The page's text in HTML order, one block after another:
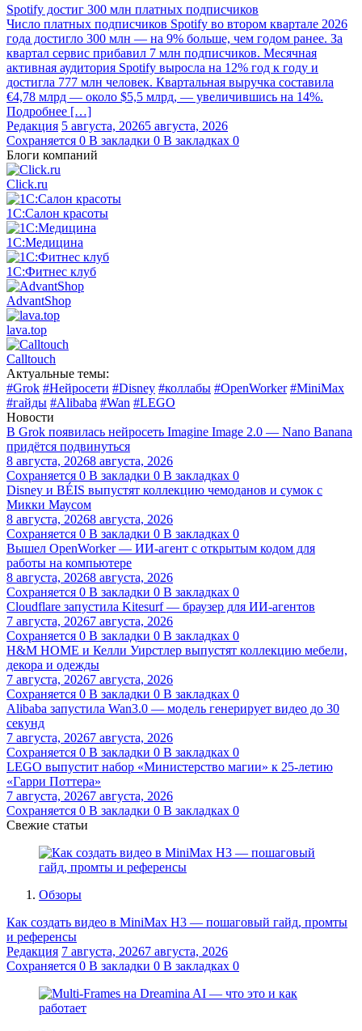
Spotify достиг 300 млн платных подписчиков
Число платных подписчиков Spotify во втором квартале 2026
года достигло 300 млн — на 9% больше, чем годом ранее. За
квартал сервис прибавил 7 млн подписчиков. Месячная
активная аудитория Spotify выросла на 12% год к году и
достигла 777 млн человек. Квартальная выручка составила
€4,78 млрд — около $5,5 млрд, — увеличившись на 14%.
Подробнее […]
Редакция 5 августа, 20265 августа, 2026
Сохраняется 0 В закладки 0 В закладках 0
Блоги компаний
Click.ru
1С:Салон красоты
1С:Медицина
1С:Фитнес клуб
AdvantShop
lava.top
Calltouch
Актуальные темы:
#Grok #Нейросети #Disney #коллабы #OpenWorker #MiniMax
#гайды #Alibaba #Wan #LEGO
Новости
В Grok появилась нейросеть Imagine Image 2.0 — Nano Banana
придётся подвинуться
8 августа, 20268 августа, 2026
Сохраняется 0 В закладки 0 В закладках 0
Disney и BÉIS выпустят коллекцию чемоданов и сумок с
Микки Маусом
8 августа, 20268 августа, 2026
Сохраняется 0 В закладки 0 В закладках 0
Вышел OpenWorker — ИИ-агент с открытым кодом для
работы на компьютере
8 августа, 20268 августа, 2026
Сохраняется 0 В закладки 0 В закладках 0
Cloudflare запустила Kitesurf — браузер для ИИ-агентов
7 августа, 20267 августа, 2026
Сохраняется 0 В закладки 0 В закладках 0
H&M HOME и Келли Уирстлер выпустят коллекцию мебели,
декора и одежды
7 августа, 20267 августа, 2026
Сохраняется 0 В закладки 0 В закладках 0
Alibaba запустила Wan3.0 — модель генерирует видео до 30
секунд
7 августа, 20267 августа, 2026
Сохраняется 0 В закладки 0 В закладках 0
LEGO выпустит набор «Министерство магии» к 25-летию
«Гарри Поттера»
7 августа, 20267 августа, 2026
Сохраняется 0 В закладки 0 В закладках 0
Свежие статьи
Обзоры
Как создать видео в MiniMax H3 — пошаговый гайд, промты
и референсы
Редакция 7 августа, 20267 августа, 2026
Сохраняется 0 В закладки 0 В закладках 0